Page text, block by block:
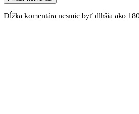
Dĺžka komentára nesmie byť dlhšia ako